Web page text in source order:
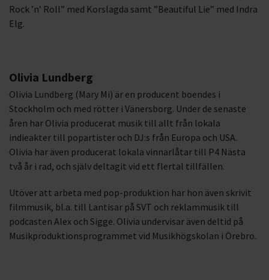
Rock ’n’ Roll” med Korslagda samt ”Beautiful Lie” med Indra
Elg.
Olivia Lundberg
Olivia Lundberg (Mary Mi) är en producent boendes i
Stockholm och med rötter i Vänersborg. Under de senaste
åren har Olivia producerat musik till allt från lokala
indieakter till popartister och DJ:s från Europa och USA.
Olivia har även producerat lokala vinnarlåtar till P4 Nästa
två år i rad, och själv deltagit vid ett flertal tillfällen.
Utöver att arbeta med pop-produktion har hon även skrivit
filmmusik, bl.a. till Lantisar på SVT och reklammusik till
podcasten Alex och Sigge. Olivia undervisar även deltid på
Musikproduktionsprogrammet vid Musikhögskolan i Örebro.